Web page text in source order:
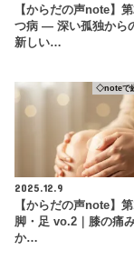
【からだの声note】
つ病 ― 深い孤独から
新しい…
◇noteで
2025.12.9
【からだの声note】第
脚・足 vo.2｜膝の痛
か…